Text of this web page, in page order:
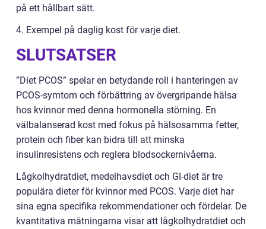
på ett hållbart sätt.
4. Exempel på daglig kost för varje diet.
SLUTSATSER
”Diet PCOS” spelar en betydande roll i hanteringen av
PCOS-symtom och förbättring av övergripande hälsa
hos kvinnor med denna hormonella störning. En
välbalanserad kost med fokus på hälsosamma fetter,
protein och fiber kan bidra till att minska
insulinresistens och reglera blodsockernivåerna.
Lågkolhydratdiet, medelhavsdiet och GI-diet är tre
populära dieter för kvinnor med PCOS. Varje diet har
sina egna specifika rekommendationer och fördelar. De
kvantitativa mätningarna visar att lågkolhydratdiet och